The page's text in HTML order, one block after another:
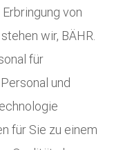
von
wir, BÄHR.
für
und
für Sie zu einem